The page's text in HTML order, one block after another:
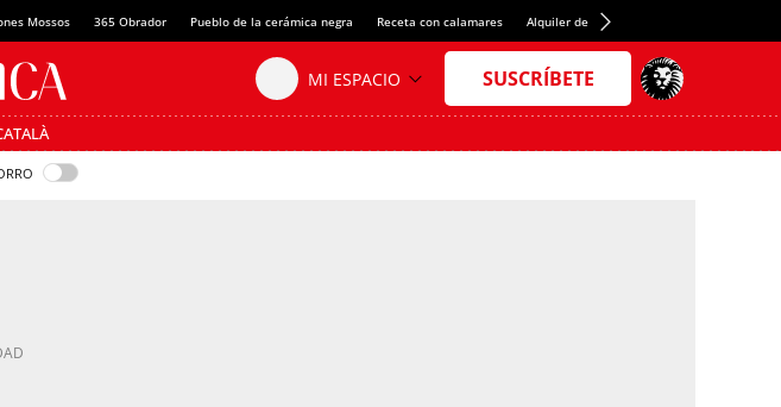
Mossos 365 Obrador Pueblo de la cerámica negra Receta con calamares Alquiler de habitaciones en España